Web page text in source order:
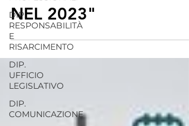
DIP.
RESPONSABILITÀ
E
RISARCIMENTO
DIP.
UFFICIO
LEGISLATIVO
DIP.
COMUNICAZIONE
CONSIGLIO DI STATO
NEL 2023"